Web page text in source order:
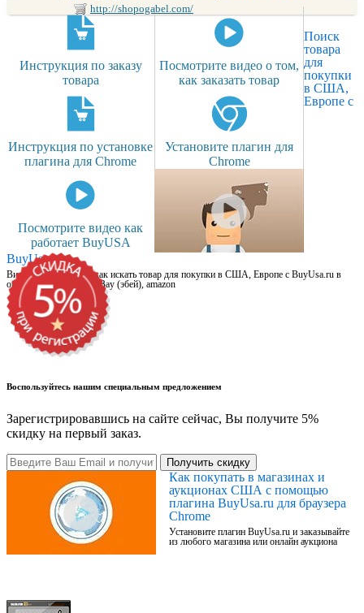
http://shopogabel.com/
Инструкция по заказу
товара
Посмотрите видео о том,
как заказать товар
Инструкция по установке
плагина для Chrome
Установите плагин для
Chrome
Посмотрите видео как
работает BuyUSA
Поиск
товара
для
покупки
в США,
Европе с
BuyUsa.ru
Видео для новичков: как искать товар для покупки в США, Европе с BuyUsa.ru в
онлайн магазинах, на eBay (эбей), amazon
Воспользуйтесь нашим специальным предложением
Зарегистрировавшись на сайте сейчас, Вы получите 5%
скидку на первый заказ.
Получить скидку
Как покупать в магазинах и
аукционах США с помощью
плагина BuyUsa.ru для браузера
Chrome
Установите плагин BuyUsa.ru и заказывайте
из любого магазина или онлайн аукциона